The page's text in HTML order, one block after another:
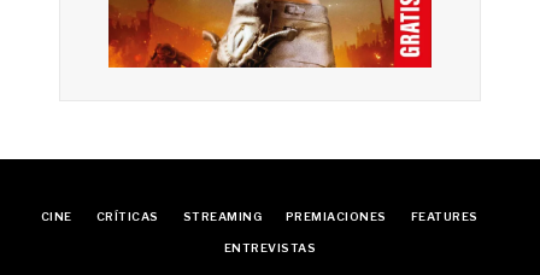
CINE CRÍTICAS STREAMING PREMIACIONES FEATURES
ENTREVISTAS